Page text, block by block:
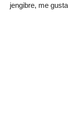
jengibre, me